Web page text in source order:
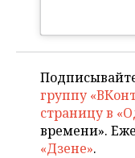
группу
страницу в
времени».
«Дзене».